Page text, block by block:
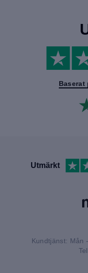
Baserat
Utmärkt
Kundtjänst: Mån